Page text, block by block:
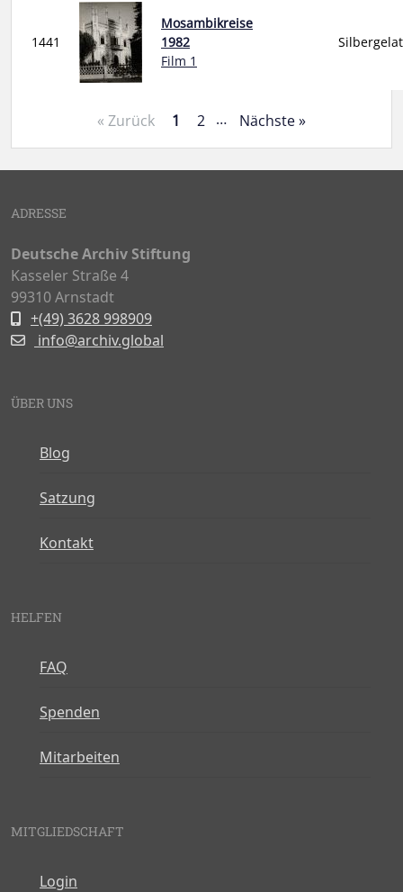
1441
Mosambikreise
1982
Film 1
« Zurück 1 2 … Nächste »
ADRESSE
Deutsche Archiv Stiftung
Kasseler Straße 4
99310 Arnstadt
+(49) 3628 998909
info@archiv.global
ÜBER UNS
Blog
Satzung
Kontakt
HELFEN
FAQ
Spenden
Mitarbeiten
MITGLIEDSCHAFT
Login